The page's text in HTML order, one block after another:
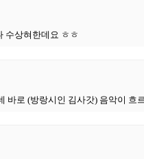
수상혀한데요 ㅎㅎ
바로 (방랑시인 김사갓) 음악이 흐